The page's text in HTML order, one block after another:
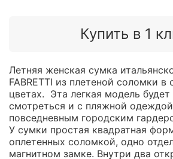
Купить в 1
Летняя женская сумка
FABRETTI из плетеной соломки
цветах. Эта легкая модель будет
смотреться и с пляжной
повседневным городским
У сумки простая квадратная
оплетенных соломкой, одно
магнитном замке. Внутри два